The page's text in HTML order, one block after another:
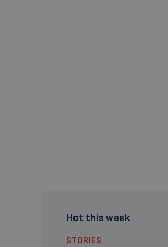
Hot this week
STORIES